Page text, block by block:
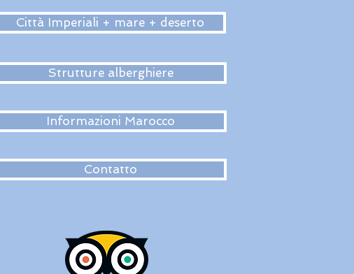
Città Imperiali + mare + deserto
Strutture alberghiere
Informazioni Marocco
Contatto